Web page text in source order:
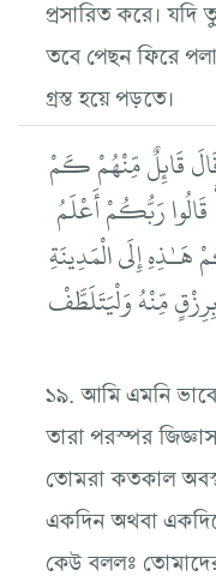
প্রসারিত করে। যদি
তবে পেছন ফিরে
গ্রস্ত হয়ে পড়তে।
قَائِلٌ مِّنْهُمْ كَمْ
قَالُوا رَبُّكُمْ أَعْلَمُ
إِلَى الْمَدِينَةِ
مِّنْهُ وَلْيَتَلَطَّفْ
১৯. আমি এমনি
তারা পরস্পর
তোমরা কতকাল
একদিন অথবা
কেউ বললঃ